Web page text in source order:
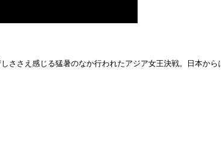
ささえ感じる猛暑のなか行われたアジア女王決戦。日本か